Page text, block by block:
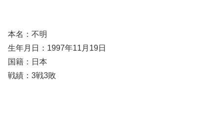
本名：不明
生年月日：1997年11月19日
国籍：日本
戦績：3戦3敗